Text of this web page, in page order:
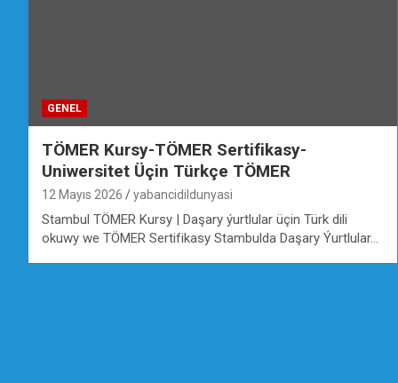
GENEL
TÖMER Kursy-TÖMER Sertifikasy-
Uniwersitet Üçin Türkçe TÖMER
12 Mayıs 2026 yabancidildunyasi
Stambul TÖMER Kursy | Daşary ýurtlular üçin Türk dili
okuwy we TÖMER Sertifikasy Stambulda Daşary Ýurtlular…